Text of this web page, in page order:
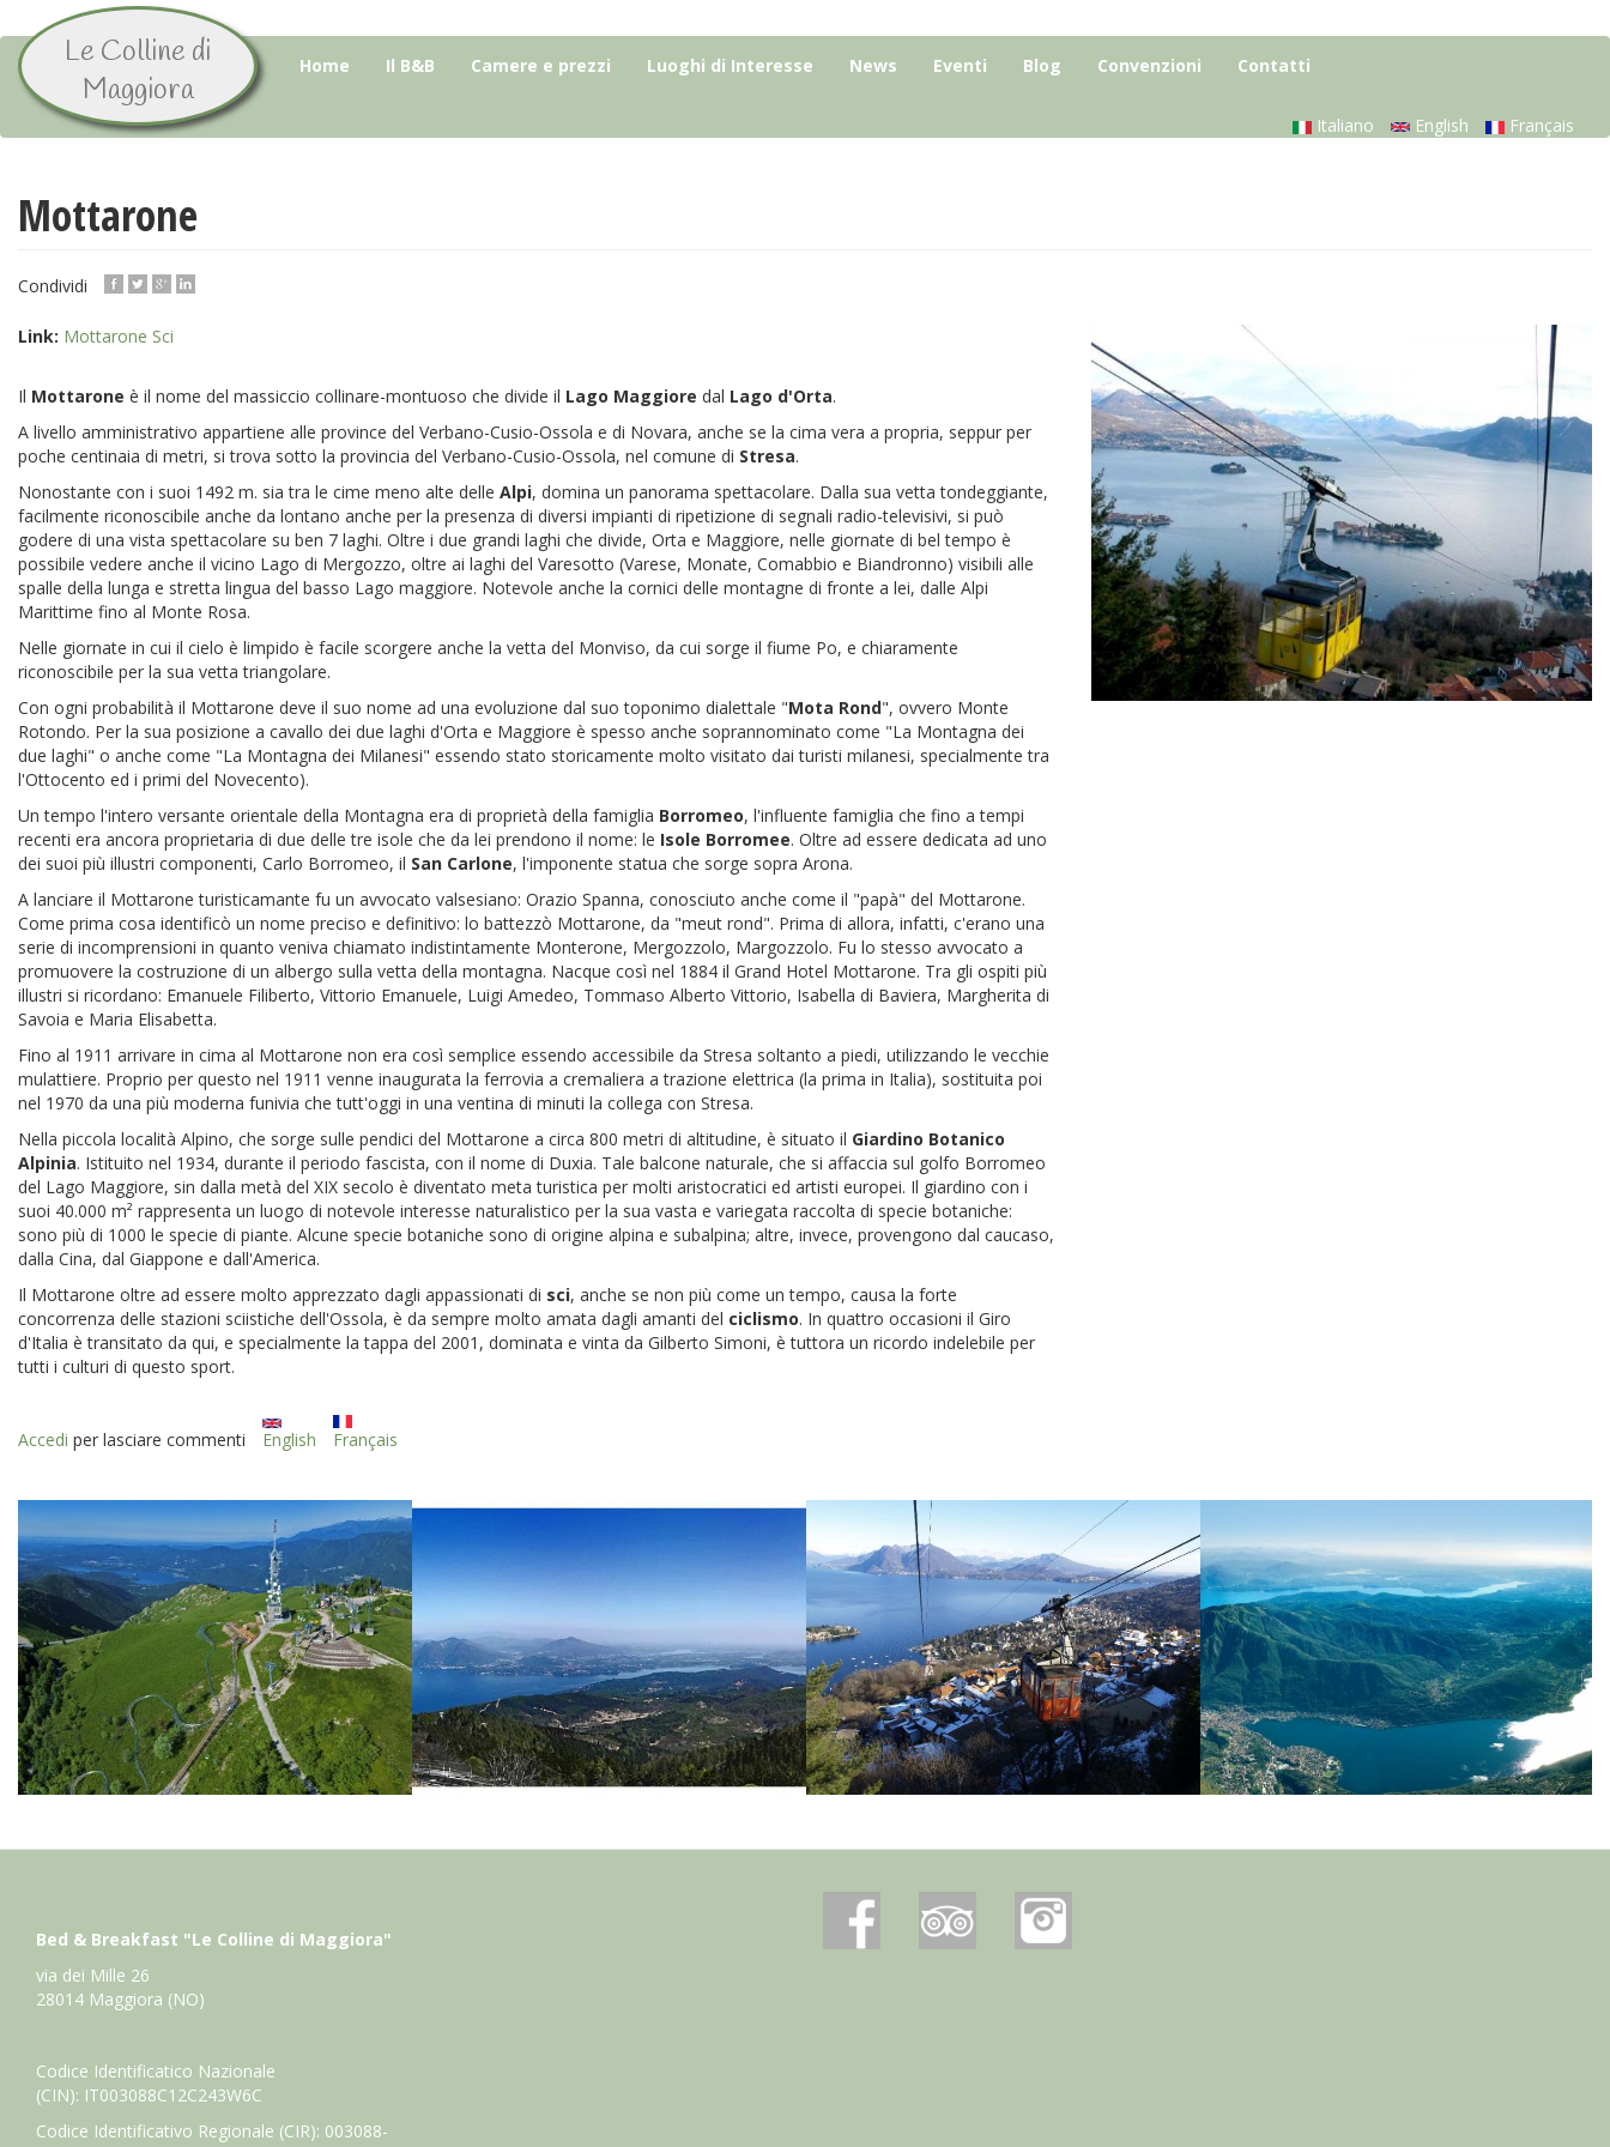
Salta
contenuto
principale
Le Colline di
Maggiora
Home Il B&B Camere e prezzi Luoghi di Interesse News Eventi Blog Convenzioni Contatti
Italiano English Français
Mottarone
Condividi
Link: Mottarone Sci
Il Mottarone è il nome del massiccio collinare-montuoso che divide il Lago Maggiore dal Lago d'Orta.
A livello amministrativo appartiene alle province del Verbano-Cusio-Ossola e di Novara, anche se la cima vera a propria, seppur per
poche centinaia di metri, si trova sotto la provincia del Verbano-Cusio-Ossola, nel comune di Stresa.
Nonostante con i suoi 1492 m. sia tra le cime meno alte delle Alpi, domina un panorama spettacolare. Dalla sua vetta tondeggiante,
facilmente riconoscibile anche da lontano anche per la presenza di diversi impianti di ripetizione di segnali radio-televisivi, si può
godere di una vista spettacolare su ben 7 laghi. Oltre i due grandi laghi che divide, Orta e Maggiore, nelle giornate di bel tempo è
possibile vedere anche il vicino Lago di Mergozzo, oltre ai laghi del Varesotto (Varese, Monate, Comabbio e Biandronno) visibili alle
spalle della lunga e stretta lingua del basso Lago maggiore. Notevole anche la cornici delle montagne di fronte a lei, dalle Alpi
Marittime fino al Monte Rosa.
Nelle giornate in cui il cielo è limpido è facile scorgere anche la vetta del Monviso, da cui sorge il fiume Po, e chiaramente
riconoscibile per la sua vetta triangolare.
Con ogni probabilità il Mottarone deve il suo nome ad una evoluzione dal suo toponimo dialettale "Mota Rond", ovvero Monte
Rotondo. Per la sua posizione a cavallo dei due laghi d'Orta e Maggiore è spesso anche soprannominato come "La Montagna dei
due laghi" o anche come "La Montagna dei Milanesi" essendo stato storicamente molto visitato dai turisti milanesi, specialmente tra
l'Ottocento ed i primi del Novecento).
Un tempo l'intero versante orientale della Montagna era di proprietà della famiglia Borromeo, l'influente famiglia che fino a tempi
recenti era ancora proprietaria di due delle tre isole che da lei prendono il nome: le Isole Borromee. Oltre ad essere dedicata ad uno
dei suoi più illustri componenti, Carlo Borromeo, il San Carlone, l'imponente statua che sorge sopra Arona.
A lanciare il Mottarone turisticamante fu un avvocato valsesiano: Orazio Spanna, conosciuto anche come il "papà" del Mottarone.
Come prima cosa identificò un nome preciso e definitivo: lo battezzò Mottarone, da "meut rond". Prima di allora, infatti, c'erano una
serie di incomprensioni in quanto veniva chiamato indistintamente Monterone, Mergozzolo, Margozzolo. Fu lo stesso avvocato a
promuovere la costruzione di un albergo sulla vetta della montagna. Nacque così nel 1884 il Grand Hotel Mottarone. Tra gli ospiti più
illustri si ricordano: Emanuele Filiberto, Vittorio Emanuele, Luigi Amedeo, Tommaso Alberto Vittorio, Isabella di Baviera, Margherita di
Savoia e Maria Elisabetta.
Fino al 1911 arrivare in cima al Mottarone non era così semplice essendo accessibile da Stresa soltanto a piedi, utilizzando le vecchie
mulattiere. Proprio per questo nel 1911 venne inaugurata la ferrovia a cremaliera a trazione elettrica (la prima in Italia), sostituita poi
nel 1970 da una più moderna funivia che tutt'oggi in una ventina di minuti la collega con Stresa.
Nella piccola località Alpino, che sorge sulle pendici del Mottarone a circa 800 metri di altitudine, è situato il Giardino Botanico
Alpinia. Istituito nel 1934, durante il periodo fascista, con il nome di Duxia. Tale balcone naturale, che si affaccia sul golfo Borromeo
del Lago Maggiore, sin dalla metà del XIX secolo è diventato meta turistica per molti aristocratici ed artisti europei. Il giardino con i
suoi 40.000 m² rappresenta un luogo di notevole interesse naturalistico per la sua vasta e variegata raccolta di specie botaniche:
sono più di 1000 le specie di piante. Alcune specie botaniche sono di origine alpina e subalpina; altre, invece, provengono dal caucaso,
dalla Cina, dal Giappone e dall'America.
Il Mottarone oltre ad essere molto apprezzato dagli appassionati di sci, anche se non più come un tempo, causa la forte
concorrenza delle stazioni sciistiche dell'Ossola, è da sempre molto amata dagli amanti del ciclismo. In quattro occasioni il Giro
d'Italia è transitato da qui, e specialmente la tappa del 2001, dominata e vinta da Gilberto Simoni, è tuttora un ricordo indelebile per
tutti i culturi di questo sport.
Accedi per lasciare commenti English Français
Bed & Breakfast "Le Colline di Maggiora"
via dei Mille 26
28014 Maggiora (NO)
Codice Identificatico Nazionale
(CIN): IT003088C12C243W6C
Codice Identificativo Regionale (CIR): 003088-